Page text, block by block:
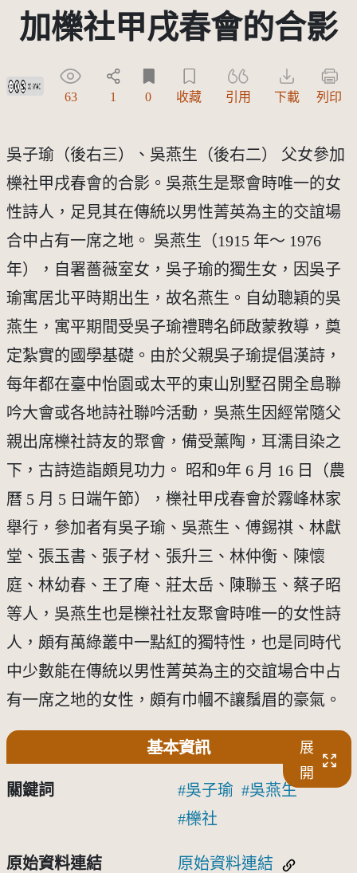
加櫟社甲戌春會的合影
創用CC姓名標示-非商業性 3.0 台灣及其後版本(CC BY-NC 3.0 TW +)
63 1 0 收藏 引用 下載 列印
吳子瑜（後右三）、吳燕生（後右二） 父女參加
櫟社甲戌春會的合影。吳燕生是聚會時唯一的女
性詩人，足見其在傳統以男性菁英為主的交誼場
合中占有一席之地。 吳燕生（1915 年～ 1976
年），自署薔薇室女，吳子瑜的獨生女，因吳子
瑜寓居北平時期出生，故名燕生。自幼聰穎的吳
燕生，寓平期間受吳子瑜禮聘名師啟蒙教導，奠
定紮實的國學基礎。由於父親吳子瑜提倡漢詩，
每年都在臺中怡園或太平的東山別墅召開全島聯
吟大會或各地詩社聯吟活動，吳燕生因經常隨父
親出席櫟社詩友的聚會，備受薰陶，耳濡目染之
下，古詩造詣頗見功力。 昭和9年 6 月 16 日（農
曆 5 月 5 日端午節），櫟社甲戌春會於霧峰林家
舉行，參加者有吳子瑜、吳燕生、傅錫祺、林獻
堂、張玉書、張子材、張升三、林仲衡、陳懷
庭、林幼春、王了庵、莊太岳、陳聯玉、蔡子昭
等人，吳燕生也是櫟社社友聚會時唯一的女性詩
人，頗有萬綠叢中一點紅的獨特性，也是同時代
中少數能在傳統以男性菁英為主的交誼場合中占
有一席之地的女性，頗有巾幗不讓鬚眉的豪氣。
基本資訊
展
開
關鍵詞 吳子瑜
吳燕生
櫟社
原始資料連結 原始資料連結